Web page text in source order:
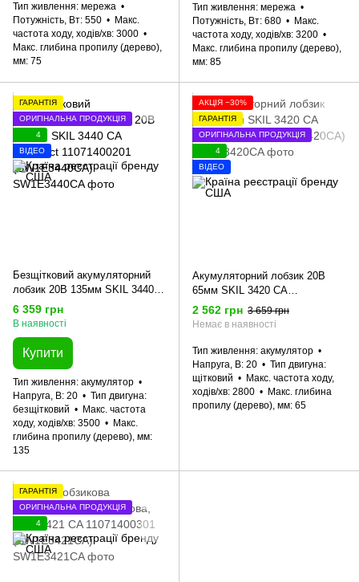
Тип живлення мережа
Потужність, Вт 550
Макс.
частота ходу, ходів/хв 3000
Макс. глибина пропилу (дерево),
мм 75
Тип живлення мережа
Потужність, Вт 680
Макс.
частота ходу, ходів/хв 3200
Макс. глибина пропилу (дерево),
мм 85
ГАРАНТІЯ
ОРИГІНАЛЬНА ПРОДУКЦІЯ
4
ВІДЕО
Безщітковий акумуляторний
лобзик 20В 135мм SKIL 3440
CA Compact 11071400201
(SW1E3440CA)
6 359 грн
В наявності
Купити
Тип живлення акумулятор
Напруга, В 20
Тип двигуна
безщітковий
Макс. частота
ходу, ходів/хв 3500
Макс.
глибина пропилу (дерево), мм
135
АКЦІЯ −30%
ГАРАНТІЯ
ОРИГІНАЛЬНА ПРОДУКЦІЯ
4
ВІДЕО
Акумуляторний лобзик 20В
65мм SKIL 3420 CA
11071400101 (SW1E3420CA)
2 562 грн 3 659 грн
Немає в наявності
Тип живлення акумулятор
Напруга, В 20
Тип двигуна
щітковий
Макс. частота ходу,
ходів/хв 2800
Макс. глибина
пропилу (дерево), мм 65
ГАРАНТІЯ
ОРИГІНАЛЬНА ПРОДУКЦІЯ
4